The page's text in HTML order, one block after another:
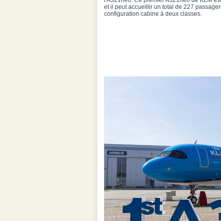
et il peut accueillir un total de 227
configuration cabine à deux classes.